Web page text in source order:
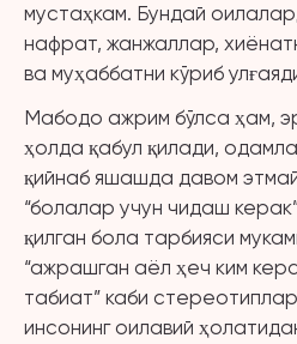
мустаҳкам. Бундай
нафрат, жанжаллар,
ва муҳаббатни кўриб
Мабодо ажрим бўлса ҳам,
ҳолда қабул қилади,
қийнаб яшашда давом
“болалар учун чидаш
қилган бола тарбияси
“ажрашган аёл ҳеч ким
табиат” каби
инсонинг оилавий